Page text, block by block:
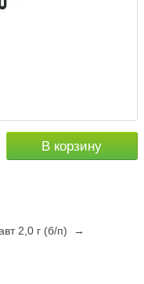
В корзину
2,0 г (б/п) →